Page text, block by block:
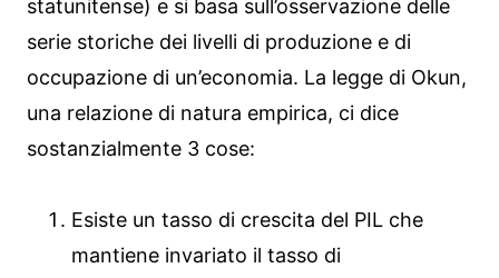
statunitense) e si basa sull’osservazione delle
serie storiche dei livelli di produzione e di
occupazione di un’economia. La legge di Okun,
una relazione di natura empirica, ci dice
sostanzialmente 3 cose:
Esiste un tasso di crescita del PIL che
mantiene invariato il tasso di